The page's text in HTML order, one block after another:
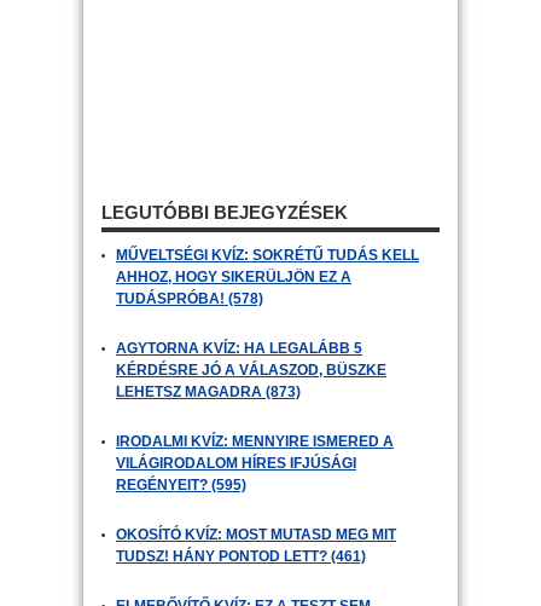
LEGUTÓBBI BEJEGYZÉSEK
MŰVELTSÉGI KVÍZ: SOKRÉTŰ TUDÁS KELL
AHHOZ, HOGY SIKERÜLJÖN EZ A
TUDÁSPRÓBA! (578)
AGYTORNA KVÍZ: HA LEGALÁBB 5
KÉRDÉSRE JÓ A VÁLASZOD, BÜSZKE
LEHETSZ MAGADRA (873)
IRODALMI KVÍZ: MENNYIRE ISMERED A
VILÁGIRODALOM HÍRES IFJÚSÁGI
REGÉNYEIT? (595)
OKOSÍTÓ KVÍZ: MOST MUTASD MEG MIT
TUDSZ! HÁNY PONTOD LETT? (461)